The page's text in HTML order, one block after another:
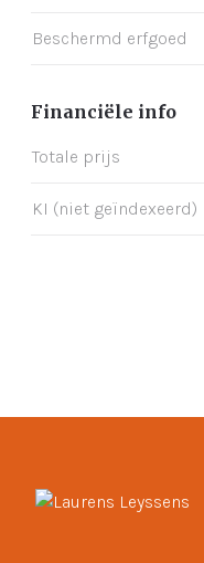
Beschermd erfgoed
Financiële info
Totale prijs
KI (niet geïndexeerd)